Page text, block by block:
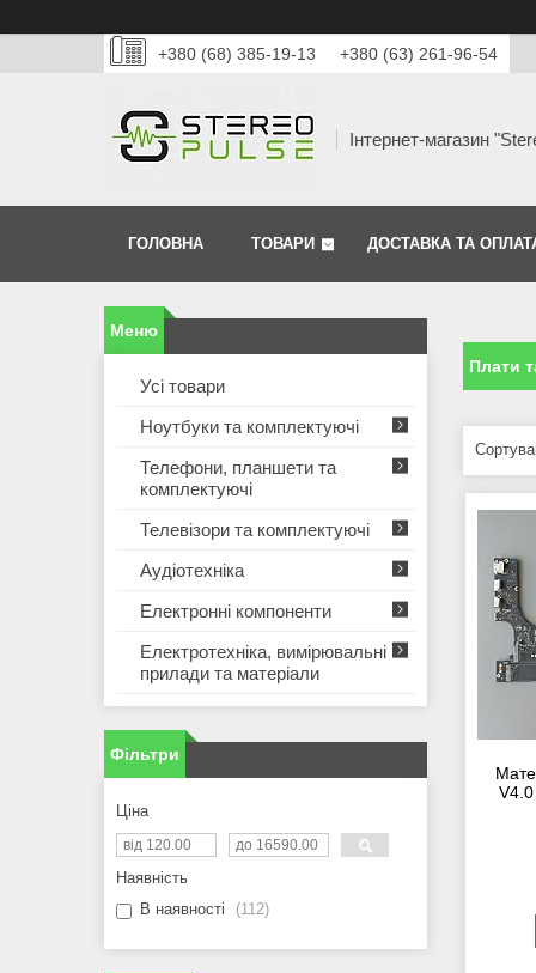
+380 (68) 385-19-13 +380 (63) 261-96-54
Інтернет-магазин
ГОЛОВНА ТОВАРИ ДОСТАВКА ТА
Плати
Усі товари
Ноутбуки та комплектуючі
Телефони, планшети та
комплектуючі
Телевізори та комплектуючі
Аудіотехніка
Електронні компоненти
Електротехніка, вимірювальні
прилади та матеріали
Фільтри
Ціна
Наявність
В наявності
112